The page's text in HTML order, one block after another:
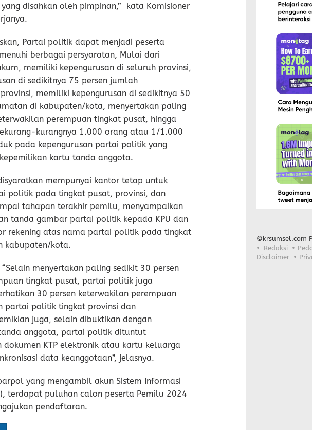
disahkan oleh pimpinan,” kata Komisioner
Partai politik dapat menjadi peserta
berbagai persyaratan, Mulai dari
memiliki kepengurusan di seluruh provinsi,
di sedikitnya 75 persen jumlah
memiliki kepengurusan di sedikitnya 50
di kabupaten/kota, menyertakan paling
perempuan tingkat pusat, hingga
kurangnya 1.000 orang atau 1/1.000
pada kepengurusan partai politik yang
kartu tanda anggota.
mempunyai kantor tetap untuk
politik pada tingkat pusat, provinsi, dan
tahapan terakhir pemilu, menyampaikan
tanda gambar partai politik kepada KPU dan
rekening atas nama partai politik pada tingkat
kabupaten/kota.
menyertakan paling sedikit 30 persen
tingkat pusat, partai politik juga
30 persen keterwakilan perempuan
partai politik tingkat provinsi dan
juga, selain dibuktikan dengan
anggota, partai politik dituntut
dokumen KTP elektronik atau kartu keluarga
data keanggotaan”, jelasnya.
yang mengambil akun Sistem Informasi
terdapat puluhan calon peserta Pemilu 2024
pendaftaran.
©krsumsel.com
Redaksi
Disclaimer